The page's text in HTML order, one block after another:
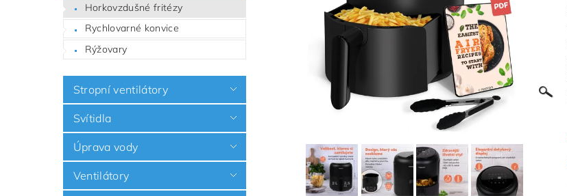
Horkovzdušné fritézy
Rychlovarné konvice
Rýžovary
Stropní ventilátory
Svítidla
Úprava vody
Ventilátory